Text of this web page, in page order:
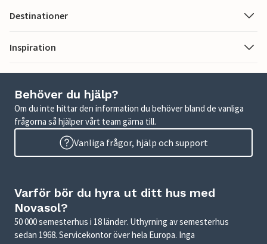
Destinationer
Inspiration
Behöver du hjälp?
Om du inte hittar den information du behöver bland de vanliga
frågorna så hjälper vårt team gärna till.
Vanliga frågor, hjälp och support
Varför bör du hyra ut ditt hus med
Novasol?
50 000 semesterhus i 18 länder. Uthyrning av semesterhus
sedan 1968. Servicekontor över hela Europa. Inga